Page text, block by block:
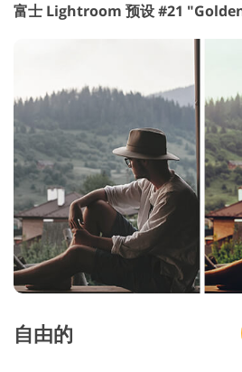
富士 Lightroom 预设 #21
自由的